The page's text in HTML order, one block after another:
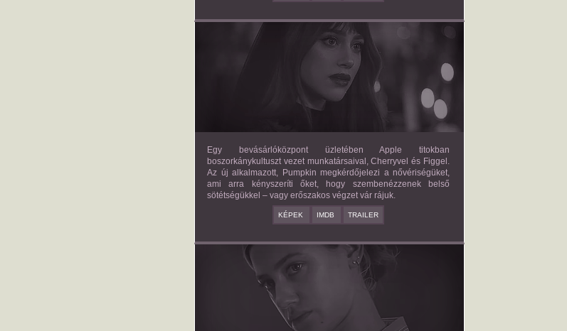
FORBIDDEN FRUITS
2026/03/27
APPLE
Egy bevásárlóközpont üzletében Apple titokban
boszorkánykultuszt vezet munkatársaival, Cherryvel és Figgel.
Az új alkalmazott, Pumpkin megkérdőjelezi a nővériségüket,
ami arra kényszeríti őket, hogy szembenézzenek belső
sötétségükkel – vagy erőszakos végzet vár rájuk.
KÉPEK IMDB TRAILER
AMERICAN SWEATSHOP
DAISY MORIARTY